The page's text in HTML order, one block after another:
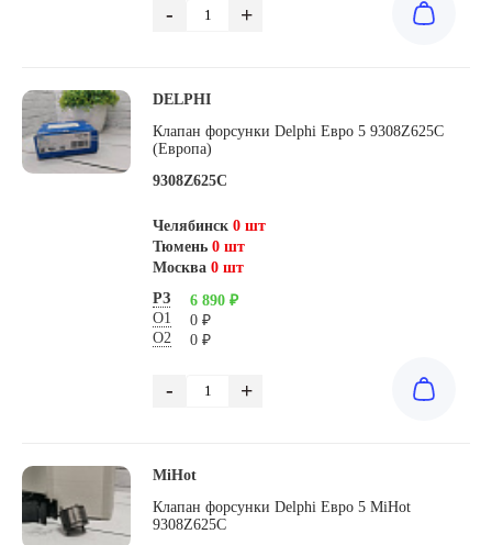
- +
DELPHI
Клапан форсунки Delphi Евро 5 9308Z625C
(Европа)
9308Z625C
Челябинск 0 шт
Тюмень 0 шт
Москва 0 шт
РЗ
6 890 ₽
О1
0 ₽
О2
0 ₽
- +
MiHot
Клапан форсунки Delphi Евро 5 MiHot
9308Z625C